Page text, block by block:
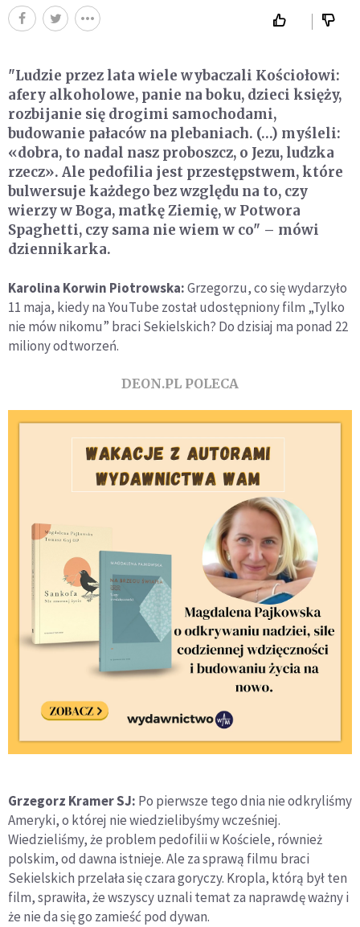
"Ludzie przez lata wiele wybaczali Kościołowi:
afery alkoholowe, panie na boku, dzieci księży,
rozbijanie się drogimi samochodami,
budowanie pałaców na plebaniach. (…) myśleli:
«dobra, to nadal nasz proboszcz, o Jezu, ludzka
rzecz». Ale pedofilia jest przestępstwem, które
bulwersuje każdego bez względu na to, czy
wierzy w Boga, matkę Ziemię, w Potwora
Spaghetti, czy sama nie wiem w co" – mówi
dziennikarka.
Karolina Korwin Piotrowska:Grzegorzu, co się wydarzyło
11 maja, kiedy na YouTube został udostępniony film „Tylko
nie mów nikomu” braci Sekielskich? Do dzisiaj ma ponad 22
miliony odtworzeń.
DEON.PL POLECA
Grzegorz Kramer SJ: Po pierwsze tego dnia nie odkryliśmy
Ameryki, o której nie wiedzielibyśmy wcześniej.
Wiedzieliśmy, że problem pedofilii w Kościele, również
polskim, od dawna istnieje. Ale za sprawą filmu braci
Sekielskich przelała się czara goryczy. Kropla, którą był ten
film, sprawiła, że wszyscy uznali temat za naprawdę ważny i
że nie da się go zamieść pod dywan.